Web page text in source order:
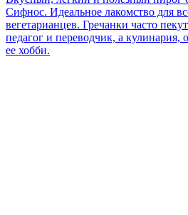
Сифнос. Идеальное лакомство для
вегетарианцев. Гречанки часто
педагог и переводчик, а кулинария,
ее хобби.